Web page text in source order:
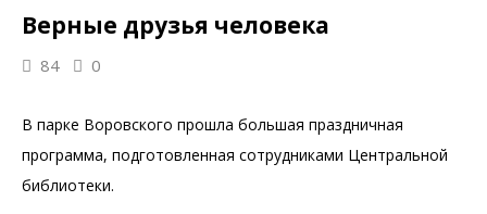
Верные друзья человека
84 0
В парке Воровского прошла большая праздничная
программа, подготовленная сотрудниками Центральной
библиотеки.